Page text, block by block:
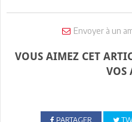
Envoyer à un
VOUS AIMEZ CET
VOS
PARTAGER